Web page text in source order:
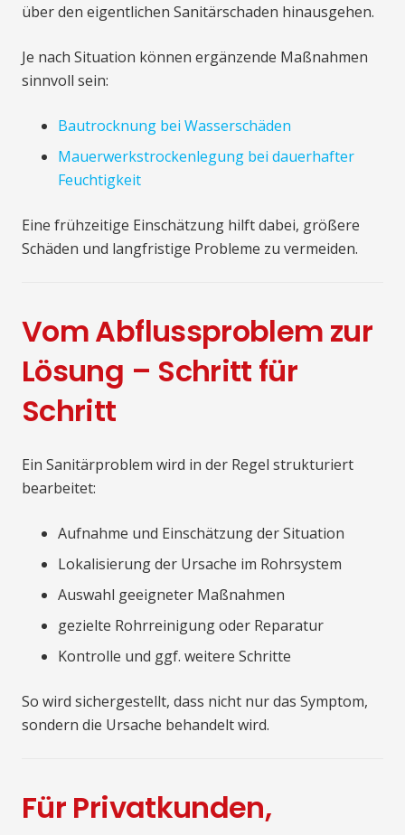
über den eigentlichen Sanitärschaden hinausgehen.
Je nach Situation können ergänzende Maßnahmen
sinnvoll sein:
Bautrocknung bei Wasserschäden
Mauerwerkstrockenlegung bei dauerhafter
Feuchtigkeit
Eine frühzeitige Einschätzung hilft dabei, größere
Schäden und langfristige Probleme zu vermeiden.
Vom Abflussproblem zur
Lösung – Schritt für
Schritt
Ein Sanitärproblem wird in der Regel strukturiert
bearbeitet:
Aufnahme und Einschätzung der Situation
Lokalisierung der Ursache im Rohrsystem
Auswahl geeigneter Maßnahmen
gezielte Rohrreinigung oder Reparatur
Kontrolle und ggf. weitere Schritte
So wird sichergestellt, dass nicht nur das Symptom,
sondern die Ursache behandelt wird.
Für Privatkunden,